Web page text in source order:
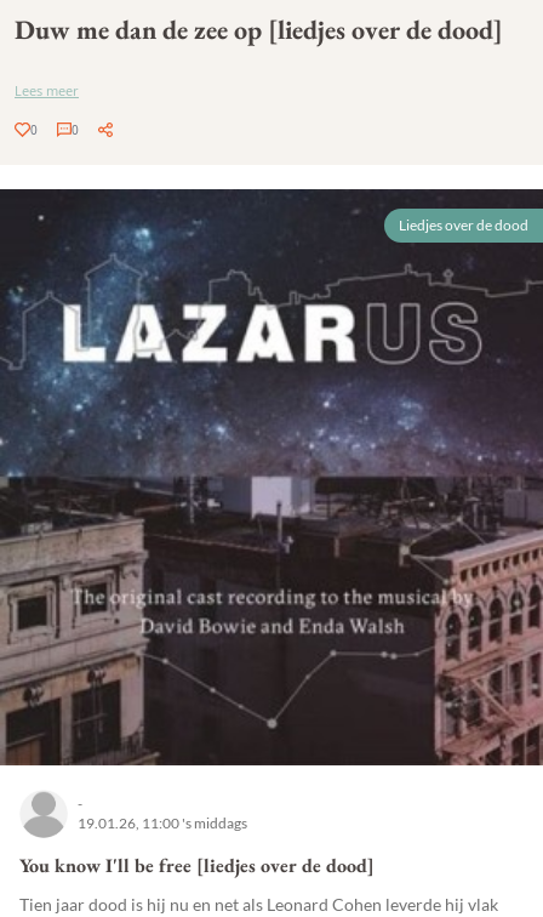
Duw me dan de zee op [liedjes over de dood]
Lees meer
0 0
Liedjes over de dood
-
19.01.26, 11:00 's middags
You know I'll be free [liedjes over de dood]
Tien jaar dood is hij nu en net als Leonard Cohen leverde hij vlak